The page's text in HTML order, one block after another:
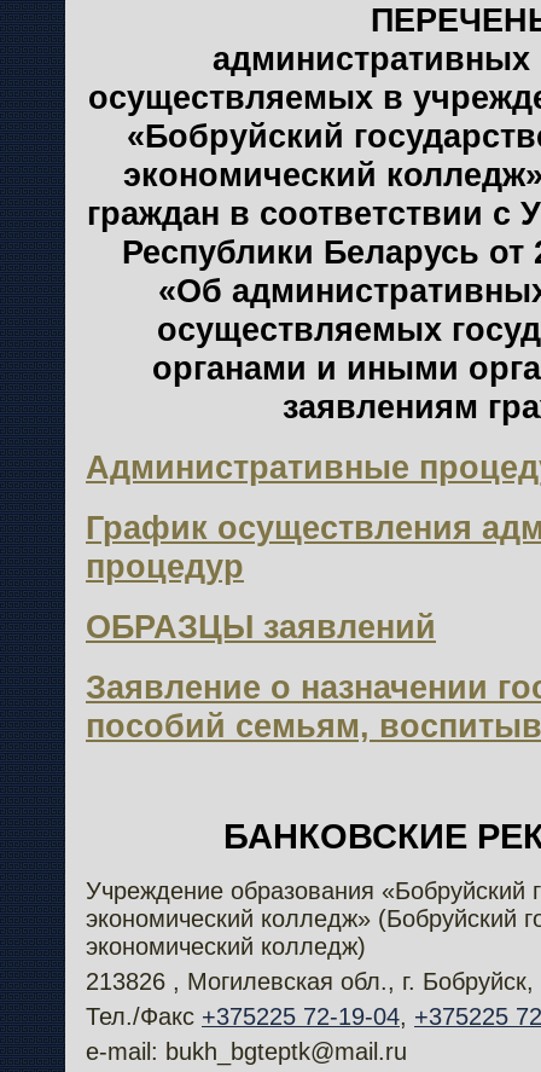
административных
осуществляемых в
«Бобруйский
экономический
граждан в соответствии с
Республики Беларусь
«Об
осуществляемых
органами и иными
заявлениям
Административные
График осуществления
процедур
ОБРАЗЦЫ заявлений
Заявление о назначении
пособий семьям,
БАНКОВСКИЕ
Учреждение образования «Бобруйский
экономический колледж» (Бобруйский
экономический колледж)
213826 , Могилевская обл., г.
Тел./Факс +375225 72-19-04, +375225
e-mail: bukh_bgteptk@mail.ru